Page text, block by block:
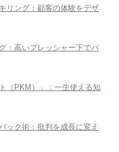
リング：顧客の体験をデザ
：高いプレッシャー下でパ
（PKM）」：一生使える知
ック術：批判を成長に変え